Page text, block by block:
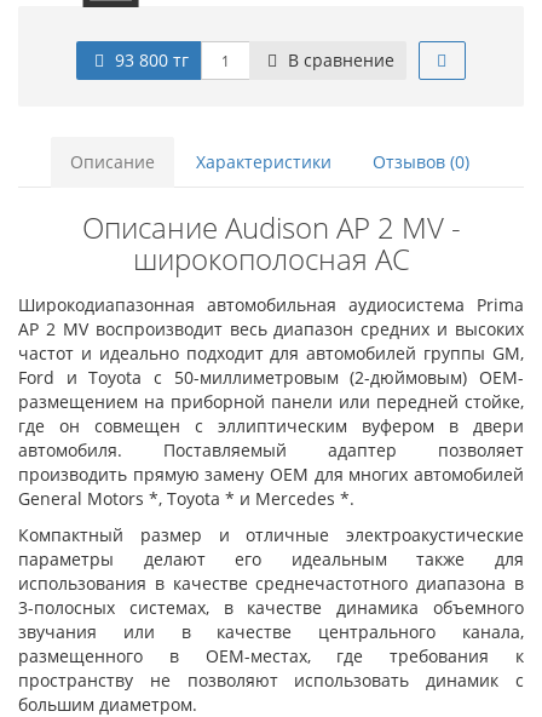
93 800 тг В сравнение
Описание Характеристики Отзывов (0)
Описание Audison AP 2 MV -
широкополосная АС
Широкодиапазонная автомобильная аудиосистема Prima
AP 2 МV воспроизводит весь диапазон средних и высоких
частот и идеально подходит для автомобилей группы GM,
Ford и Toyota с 50-миллиметровым (2-дюймовым) OEM-
размещением на приборной панели или передней стойке,
где он совмещен с эллиптическим вуфером в двери
автомобиля. Поставляемый адаптер позволяет
производить прямую замену OEM для многих автомобилей
General Motors *, Toyota * и Mercedes *.
Компактный размер и отличные электроакустические
параметры делают его идеальным также для
использования в качестве среднечастотного диапазона в
3-полосных системах, в качестве динамика объемного
звучания или в качестве центрального канала,
размещенного в OEM-местах, где требования к
пространству не позволяют использовать динамик с
большим диаметром.